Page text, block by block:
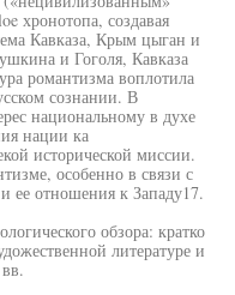
хронотопа, создавая
Кавказа, Крым цыган и
и Гоголя, Кавказа
романтизма воплотила
сознании. В
национальному в духе
нации ка
исторической миссии.
особенно в связи с
ее отношения к Западу17.
обзора: кратко
литературе и